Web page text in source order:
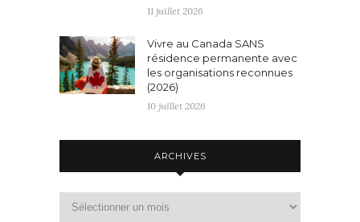
11 juillet 2026
Vivre au Canada SANS
résidence permanente avec
les organisations reconnues
(2026)
10 juillet 2026
ARCHIVES